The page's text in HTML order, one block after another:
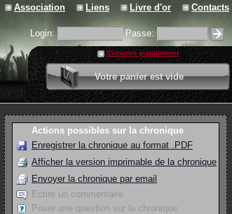
Association Liens Livre d'or Contacts
Login: Passe:
S'inscrire gratuitement
Votre panier est vide
0 article
Valider votre panier
Actions possibles sur la chronique
Enregistrer la chronique au format .PDF
Afficher la version imprimable de la chronique
Envoyer la chronique par email
Ecrire un commentaire
Poser une question sur la chronique